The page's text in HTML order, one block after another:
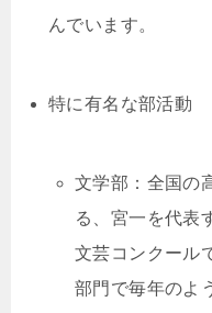
んでいます。
特に有名な部活動
文学部：全国の
る、宮一を代表
文芸コンクール
部門で毎年のよ